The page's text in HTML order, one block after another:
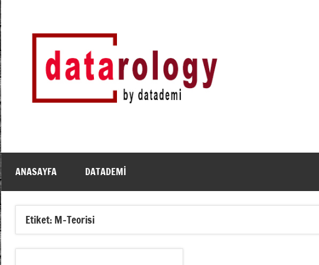
İçeriğe
geç
DATArology
by
datademi
DATA-
ANASAYFA DATADEMI
Etiket: M-Teorisi